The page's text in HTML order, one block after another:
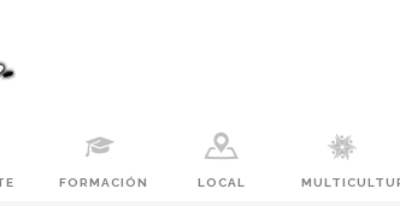
FORMACIÓN LOCAL